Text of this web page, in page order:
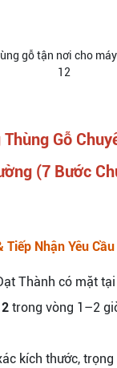
Gỗ
(7 Bước
Nhận Yêu Cầu
Thành có mặt
trong vòng 1–2
kích thước,